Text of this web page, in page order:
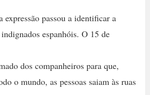
expressão passou a identificar a
espanhóis. O 15 de
dos companheiros para que,
o mundo, as pessoas saiam às ruas